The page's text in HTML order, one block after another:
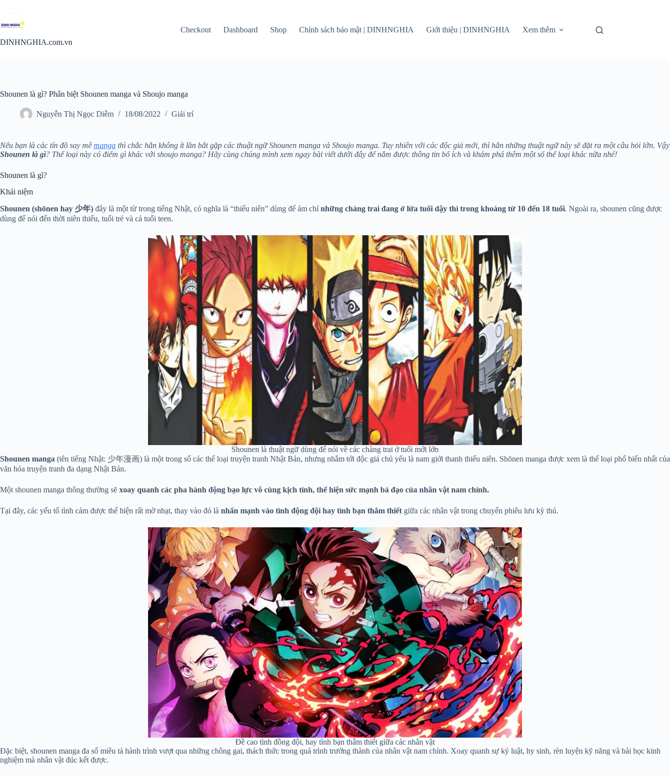
phần
nội
dung
DINHNGHIA.com.vn
Checkout Dashboard Shop Chính sách bảo mật | DINHNGHIA Giới thiệu | DINHNGHIA Xem thêm
Shounen là gì? Phân biệt Shounen manga và Shoujo manga
Nguyễn Thị Ngọc Diễm 18/08/2022 Giải trí
Nếu bạn là các tín đồ say mê manga thì chắc hẳn không ít lần bắt gặp các thuật ngữ Shounen manga và Shoujo manga. Tuy nhiên với các độc giả mới, thì hẳn những thuật ngữ này sẽ đặt ra một câu hỏi lớn. Vậy
Shounen là gì? Thể loại này có điểm gì khác với shoujo manga? Hãy cùng chúng mình xem ngay bài viết dưới đây để nắm được thông tin bổ ích và khám phá thêm một số thể loại khác nữa nhé!
Shounen là gì?
Khái niệm
Shounen (shōnen hay 少年) đây là một từ trong tiếng Nhật, có nghĩa là “thiếu niên” dùng để ám chỉ những chàng trai đang ở lứa tuổi dậy thì trong khoảng từ 10 đến 18 tuổi. Ngoài ra, shounen cũng được
dùng để nói đến thời niên thiếu, tuổi trẻ và cả tuổi teen.
Shounen là thuật ngữ dùng để nói về các chàng trai ở tuổi mới lớn
Shounen manga (tên tiếng Nhật: 少年漫画) là một trong số các thể loại truyện tranh Nhật Bản, nhưng nhắm tới độc giả chủ yếu là nam giới thanh thiếu niên. Shōnen manga được xem là thể loại phổ biến nhất của
văn hóa truyện tranh đa dạng Nhật Bản.
Một shounen manga thông thường sẽ xoay quanh các pha hành động bạo lực vô cùng kịch tính, thể hiện sức mạnh bá đạo của nhân vật nam chính.
Tại đây, các yếu tố tình cảm được thể hiện rất mờ nhạt, thay vào đó là nhấn mạnh vào tình động đội hay tình bạn thắm thiếtgiữa các nhân vật trong chuyến phiêu lưu kỳ thú.
Đề cao tình đồng đội, hay tình bạn thắm thiết giữa các nhân vật
Đặc biệt, shounen manga đa số miêu tả hành trình vượt qua những chông gai, thách thức trong quá trình trưởng thành của nhân vật nam chính. Xoay quanh sự kỷ luật, hy sinh, rèn luyện kỹ năng và bài học kinh
nghiệm mà nhân vật đúc kết được.